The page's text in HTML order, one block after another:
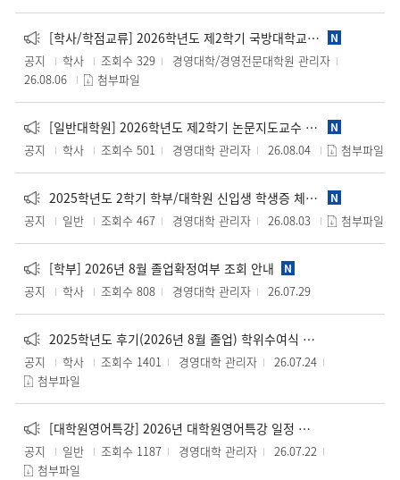
[학사/학점교류] 2026학년도 제2학기 국방대학교 국방관리대학원 학점교류 시행 안내 N
공지 학사 조회수 329
경영대학/경영전문대학원 관리자
26.08.06
첨부파일
[일반대학원] 2026학년도 제2학기 논문지도교수 결정 및 변경 신청 안내 (2026. 08.04. (화) ~ 0.8 18. (화)) N
공지 학사 조회수 501 경영대학 관리자 26.08.04 첨부파일
2025학년도 2학기 학부/대학원 신입생 학생증 체크카드 신청 및 수령 안내 N
공지 일반 조회수 467 경영대학 관리자 26.08.03 첨부파일
[학부] 2026년 8월 졸업확정여부 조회 안내 N
공지 학사 조회수 808 경영대학 관리자 26.07.29
2025학년도 후기(2026년 8월 졸업) 학위수여식 안내
공지 학사 조회수 1401 경영대학 관리자
26.07.24
첨부파일
[대학원영어특강] 2026년 대학원영어특강 일정 안내
공지 일반 조회수 1187 경영대학 관리자
26.07.22
첨부파일